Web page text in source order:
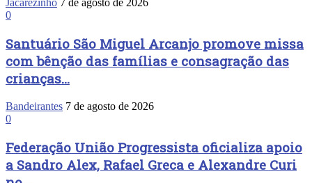
Jacarezinho 7 de agosto de 2026
0
Santuário São Miguel Arcanjo promove missa
com bênção das famílias e consagração das
crianças...
Bandeirantes 7 de agosto de 2026
0
Federação União Progressista oficializa apoio
a Sandro Alex, Rafael Greca e Alexandre Curi